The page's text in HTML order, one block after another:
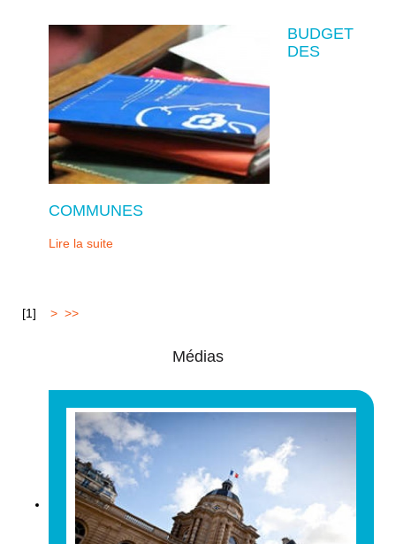
BUDGET
DES
COMMUNES
Lire la suite
[1] > >>
Médias